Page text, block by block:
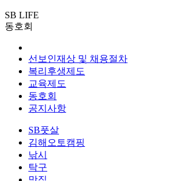
SB LIFE
동호회
선보인재상 및 채용절차
복리후생제도
교육제도
동호회
공지사항
SB풋살
김해오토캠핑
낚시
탁구